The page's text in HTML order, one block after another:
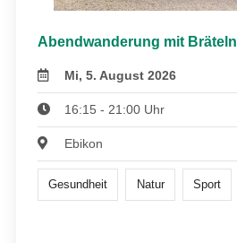
Abendwanderung mit Bräteln
Mi, 5. August 2026
16:15 - 21:00 Uhr
Ebikon
Gesundheit Natur Sport